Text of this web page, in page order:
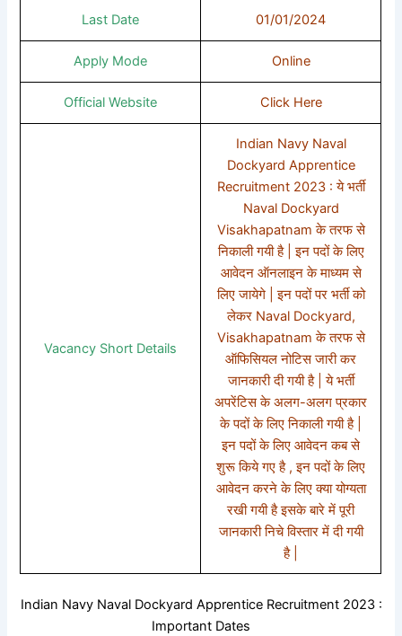
Last Date 01/01/2024
Apply Mode Online
Official Website Click Here
Vacancy Short Details
Indian Navy Naval
Dockyard Apprentice
Recruitment 2023 : ये भर्ती
Naval Dockyard
Visakhapatnam के तरफ से
निकाली गयी है | इन पदों के लिए
आवेदन ऑनलाइन के माध्यम से
लिए जायेगे | इन पदों पर भर्ती को
लेकर Naval Dockyard,
Visakhapatnam के तरफ से
ऑफिसियल नोटिस जारी कर
जानकारी दी गयी है | ये भर्ती
अपरेंटिस के अलग-अलग प्रकार
के पदों के लिए निकाली गयी है |
इन पदों के लिए आवेदन कब से
शुरू किये गए है , इन पदों के लिए
आवेदन करने के लिए क्या योग्यता
रखी गयी है इसके बारे में पूरी
जानकारी निचे विस्तार में दी गयी
है |
Indian Navy Naval Dockyard Apprentice Recruitment 2023 :
Important Dates